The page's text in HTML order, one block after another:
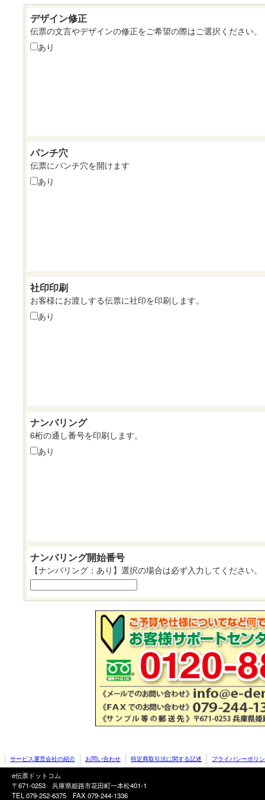
デザイン修正
伝票の文言やデザインの修正をご希望の際はご選択ください。
あり
パンチ穴
伝票にパンチ穴を開けます
あり
社印印刷
お客様にお渡しする伝票に社印を印刷します。
あり
ナンバリング
6桁の通し番号を印刷します。
あり
ナンバリング開始番号
【ナンバリング：あり】選択の場合は必ず入力してください。
サービス運営会社の紹介 お問い合わせ 特定商取引法に関する記述 プライバシーポリ
e伝票ドットコム
〒671-0253 兵庫県姫路市花田町一本松401-1
TEL 079-252-6375 FAX 079-244-1336